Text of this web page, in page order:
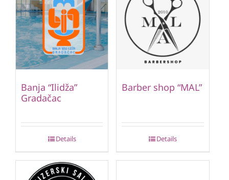
Banja “Ilidža”
Gradačac
Details
Barber shop “MAL”
Details